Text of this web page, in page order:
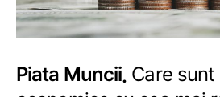
Piata Muncii Care